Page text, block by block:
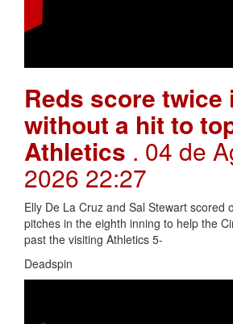
Reds score twice
without a hit to
Athletics . 04 de
2026 22:27
Elly De La Cruz and Sal Stewart scored
pitches in the eighth inning to help the
past the visiting Athletics 5-
Deadspin